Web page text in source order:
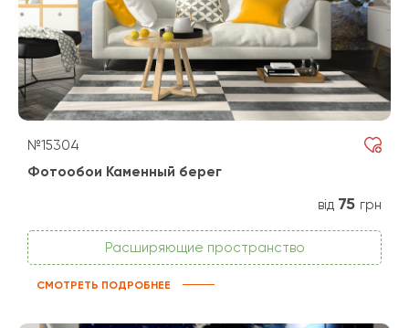
№15304
Фотообои Каменный берег
від 75 грн
Расширяющие пространство
СМОТРЕТЬ ПОДРОБНЕЕ